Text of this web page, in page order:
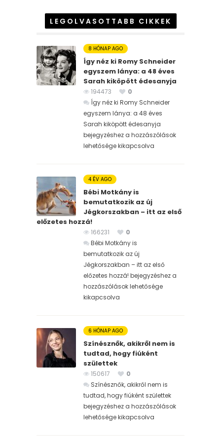
LEGOLVASOTTABB CIKKEK
8 HÓNAP AGO
Így néz ki Romy Schneider
egyszem lánya: a 48 éves
Sarah kiköpött édesanyja
194473
0
Így néz ki Romy Schneider
egyszem lánya: a 48 éves
Sarah kiköpött édesanyja
bejegyzéshez a hozzászólások
lehetősége kikapcsolva
4 ÉV AGO
Bébi Motkány is
bemutatkozik az új
Jégkorszakban – itt az első
előzetes hozzá!
166231
0
Bébi Motkány is
bemutatkozik az új
Jégkorszakban – itt az első
előzetes hozzá! bejegyzéshez a
hozzászólások lehetősége
kikapcsolva
6 HÓNAP AGO
Színésznők, akikről nem is
tudtad, hogy fiúként
születtek
150617
0
Színésznők, akikről nem is
tudtad, hogy fiúként születtek
bejegyzéshez a hozzászólások
lehetősége kikapcsolva